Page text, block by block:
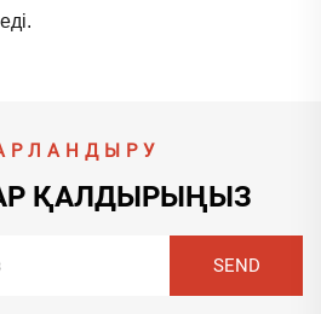
ҚАЛДЫРЫҢЫЗ